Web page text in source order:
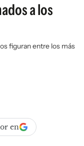
a los
figuran entre los más
en